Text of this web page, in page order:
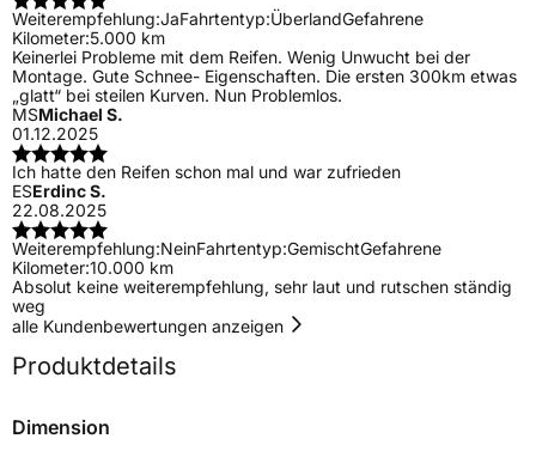
Weiterempfehlung:JaFahrtentyp:ÜberlandGefahrene
Kilometer:5.000 km
Keinerlei Probleme mit dem Reifen. Wenig Unwucht bei der
Montage. Gute Schnee- Eigenschaften. Die ersten 300km etwas
„glatt“ bei steilen Kurven. Nun Problemlos.
MSMichael S.
01.12.2025
Ich hatte den Reifen schon mal und war zufrieden
ESErdinc S.
22.08.2025
Weiterempfehlung:NeinFahrtentyp:GemischtGefahrene
Kilometer:10.000 km
Absolut keine weiterempfehlung, sehr laut und rutschen ständig
weg
alle Kundenbewertungen anzeigen
Produktdetails
Dimension